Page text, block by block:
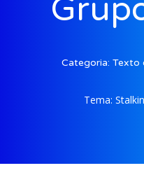
Categoria:Texto
Tema: